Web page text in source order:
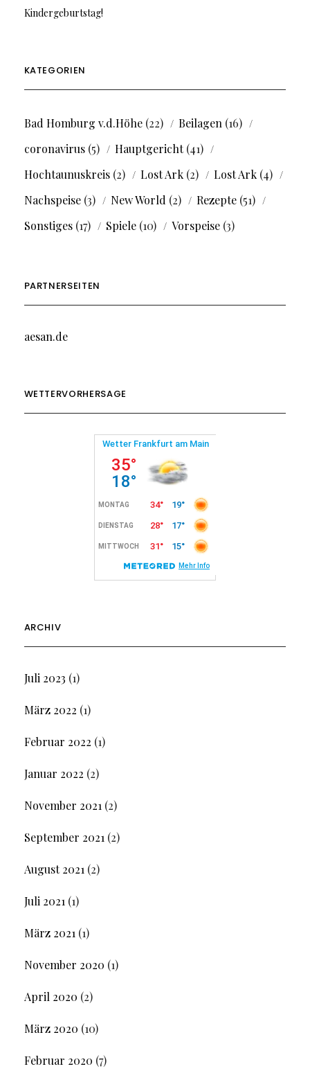
Kindergeburtstag!
KATEGORIEN
Bad Homburg v.d.Höhe(22) Beilagen (16)
coronavirus(5) Hauptgericht(41)
Hochtaunuskreis(2) Lost Ark(2) Lost Ark(4)
Nachspeise(3) New World (2) Rezepte(51)
Sonstiges(17) Spiele(10) Vorspeise(3)
PARTNERSEITEN
aesan.de
WETTERVORHERSAGE
ARCHIV
Juli 2023 (1)
März 2022 (1)
Februar 2022 (1)
Januar 2022 (2)
November 2021 (2)
September 2021 (2)
August 2021 (2)
Juli 2021 (1)
März 2021 (1)
November 2020 (1)
April 2020 (2)
März 2020 (10)
Februar 2020 (7)